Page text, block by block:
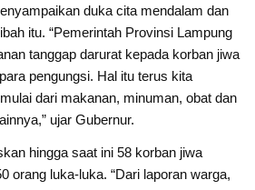
duka cita mendalam dan
itu. “Pemerintah Provinsi Lampung
tanggap darurat kepada korban jiwa
pengungsi. Hal itu terus kita
dari makanan, minuman, obat dan
ujar Gubernur.
hingga saat ini 58 korban jiwa
orang luka-luka. “Dari laporan warga,